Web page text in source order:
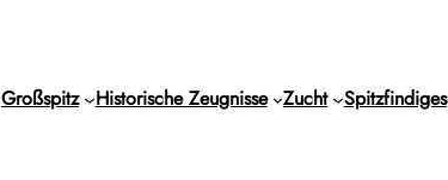
Großspitz Historische Zeugnisse Zucht Spitzfindiges